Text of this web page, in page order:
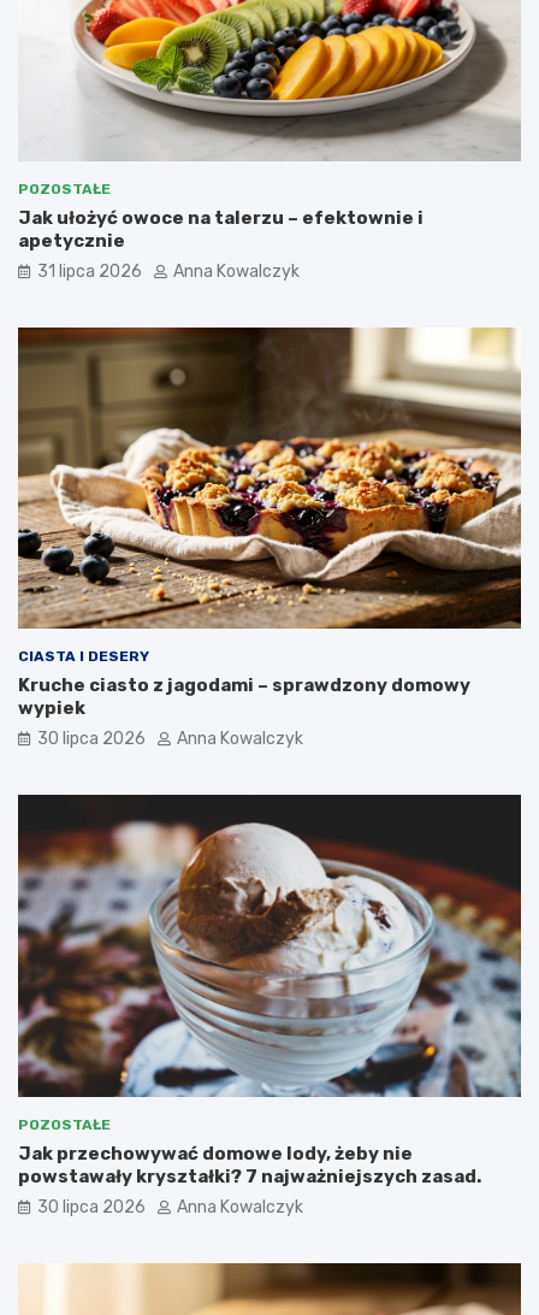
POZOSTAŁE
Jak ułożyć owoce na talerzu – efektownie i
apetycznie
31 lipca 2026 Anna Kowalczyk
CIASTA I DESERY
Kruche ciasto z jagodami – sprawdzony domowy
wypiek
30 lipca 2026 Anna Kowalczyk
POZOSTAŁE
Jak przechowywać domowe lody, żeby nie
powstawały kryształki? 7 najważniejszych zasad.
30 lipca 2026 Anna Kowalczyk